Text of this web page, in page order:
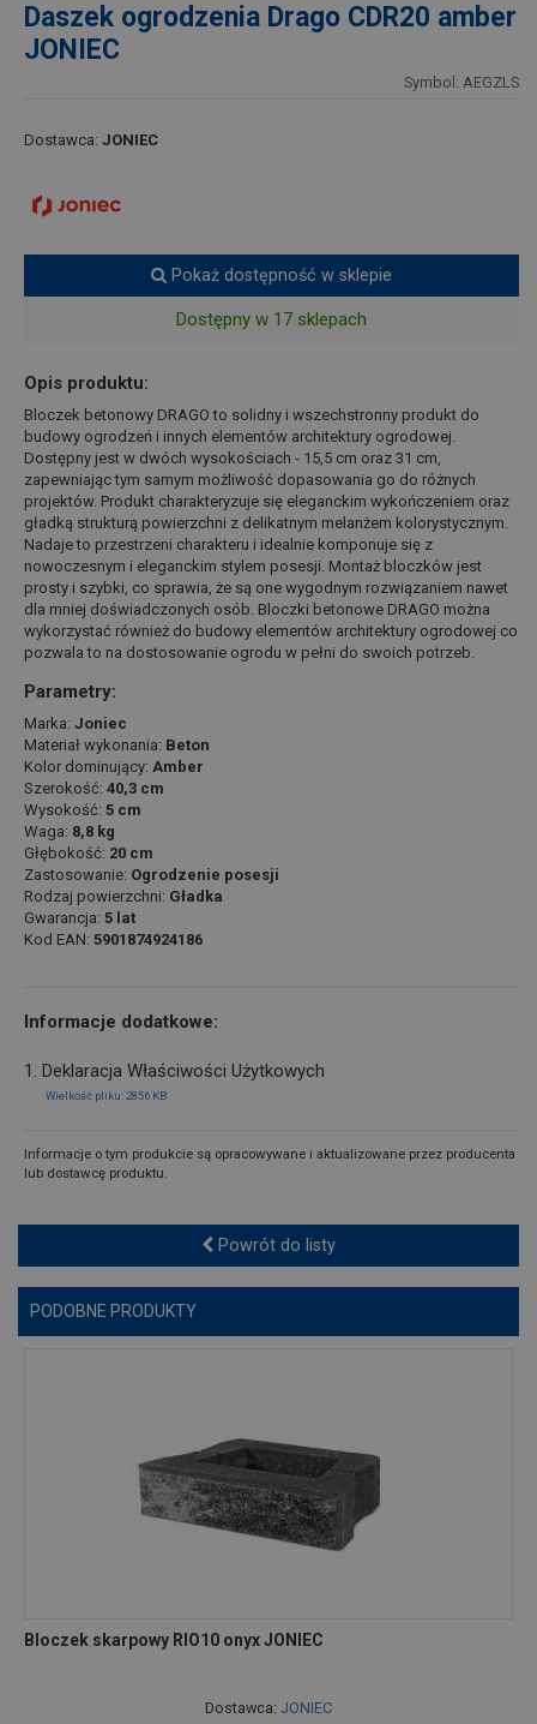
Daszek ogrodzenia Drago CDR20 amber
JONIEC
Symbol: AEGZLS
Dostawca: JONIEC
Pokaż dostępność w sklepie
Dostępny w 17 sklepach
Opis produktu:
Bloczek betonowy DRAGO to solidny i wszechstronny produkt do
budowy ogrodzeń i innych elementów architektury ogrodowej.
Dostępny jest w dwóch wysokościach - 15,5 cm oraz 31 cm,
zapewniając tym samym możliwość dopasowania go do różnych
projektów. Produkt charakteryzuje się eleganckim wykończeniem oraz
gładką strukturą powierzchni z delikatnym melanżem kolorystycznym.
Nadaje to przestrzeni charakteru i idealnie komponuje się z
nowoczesnym i eleganckim stylem posesji. Montaż bloczków jest
prosty i szybki, co sprawia, że są one wygodnym rozwiązaniem nawet
dla mniej doświadczonych osób. Bloczki betonowe DRAGO można
wykorzystać również do budowy elementów architektury ogrodowej co
pozwala to na dostosowanie ogrodu w pełni do swoich potrzeb.
Parametry:
Marka: Joniec
Materiał wykonania: Beton
Kolor dominujący: Amber
Szerokość: 40,3 cm
Wysokość: 5 cm
Waga: 8,8 kg
Głębokość: 20 cm
Zastosowanie: Ogrodzenie posesji
Rodzaj powierzchni: Gładka
Gwarancja: 5 lat
Kod EAN: 5901874924186
Informacje dodatkowe:
1. Deklaracja Właściwości Użytkowych
Wielkość pliku: 2856 KB
Informacje o tym produkcie są opracowywane i aktualizowane przez producenta
lub dostawcę produktu.
Powrót do listy
PODOBNE PRODUKTY
Bloczek skarpowy RIO10 onyx JONIEC
Dostawca: JONIEC